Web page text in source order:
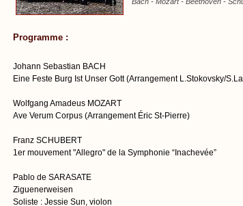
Programme :
Johann Sebastian BACH
Eine Feste Burg Ist Unser Gott (Arrangement L.Stokovsky/
Wolfgang Amadeus MOZART
Ave Verum Corpus (Arrangement Éric St-Pierre)
Franz SCHUBERT
1er mouvement "Allegro" de la Symphonie “Inachevée”
Pablo de SARASATE
Ziguenerweisen
Soliste : Jessie Sun, violon